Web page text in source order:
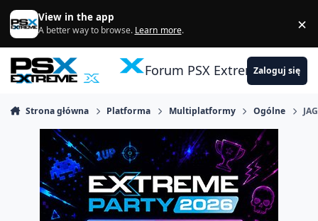
Skocz do zawartości
View in the app
A better way to browse. Learn more. ×
Forum PSX ExtremeZaloguj się
Strona główna Platforma Multiplatformy Ogólne